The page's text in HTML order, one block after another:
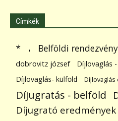
Címkék
* . Belföldi
dobrovitz józsef
Díjlovaglás
Díjlovaglás- külföld
Díjugratás - belföld
Díjugrató eredmények